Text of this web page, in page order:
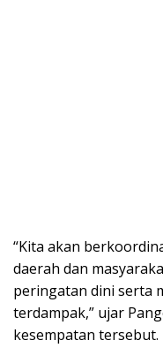
“Kita akan
daerah dan
peringatan dini serta
terdampak,” ujar
kesempatan tersebut.